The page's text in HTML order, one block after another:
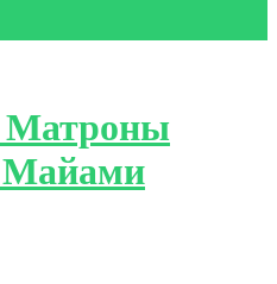
Матроны
Майами